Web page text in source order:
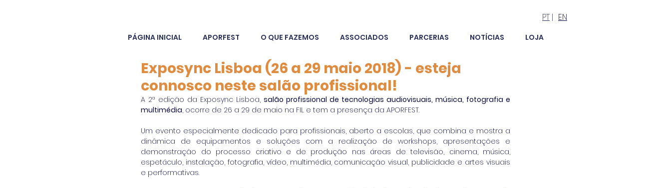
PT | EN
PÁGINA INICIAL APORFEST O QUE FAZEMOS ASSOCIADOS PARCERIAS NOTÍCIAS LOJA
Exposync Lisboa (26 a 29 maio 2018) - esteja
connosco neste salão profissional!
A 2ª edição da Exposync Lisboa, salão profissional de tecnologias audiovisuais, música, fotografia e
multimédia, ocorre de 26 a 29 de maio na FIL e tem a presença da APORFEST.
Um evento especialmente dedicado para profissionais, aberto a escolas, que combina e mostra a
dinâmica de equipamentos e soluções com a realização de workshops, apresentações e
demonstração do processo criativo e de produção nas áreas de televisão, cinema, música,
espetáculo, instalação, fotografia, vídeo, multimédia, comunicação visual, publicidade e artes visuais
e performativas.